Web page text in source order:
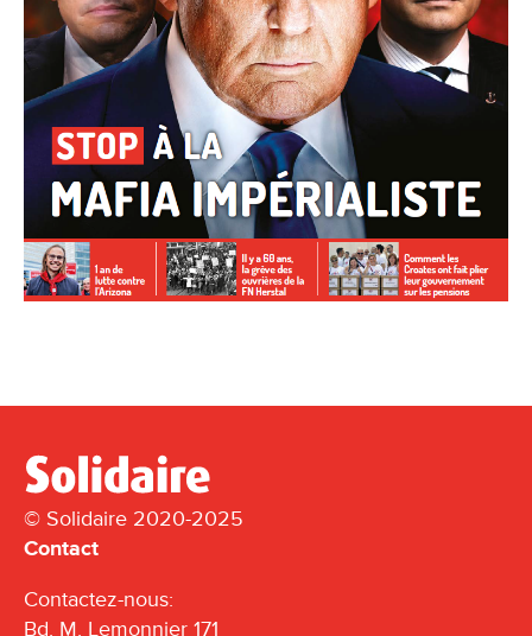
© Solidaire 2020-2025
Contact
Contactez-nous:
Bd. M. Lemonnier 171